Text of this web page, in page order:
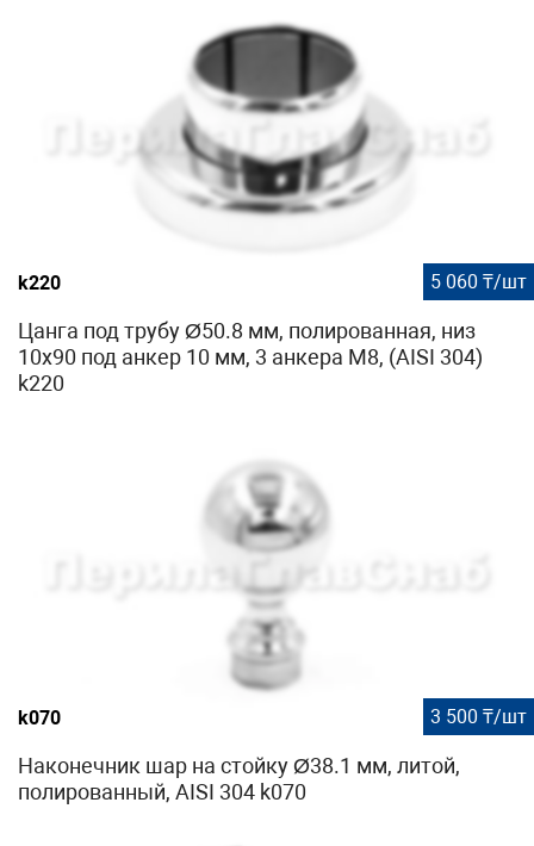
k220 5 060 ₸/шт
Цанга под трубу Ø50.8 мм, полированная, низ
10х90 под анкер 10 мм, 3 анкера М8, (AISI 304)
k220
k070 3 500 ₸/шт
Наконечник шар на стойку Ø38.1 мм, литой,
полированный, AISI 304 k070